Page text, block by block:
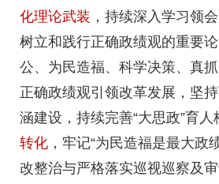
化理论武装 ，持续深入学习领
树立和践行正确政绩观的重要
公、为民造福、科学决策、真
正确政绩观引领改革发展，坚
涵建设，持续完善“大思政”育人
转化 ，牢记“为民造福是最大政
改整治与严格落实巡视巡察及